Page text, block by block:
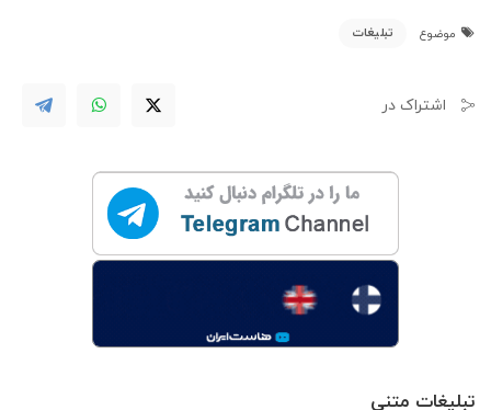
موضوع تبلیغات
اشتراک در
تبلیغات متنی